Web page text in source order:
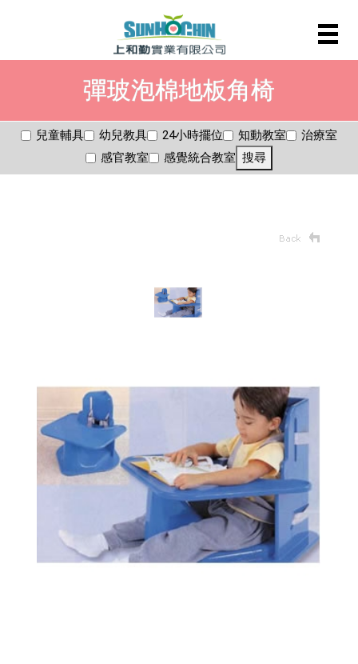
彈玻泡棉地板角椅
兒童輔具 幼兒教具 24小時擺位 知動教室
治療室
感官教室
感覺統合教室 搜尋